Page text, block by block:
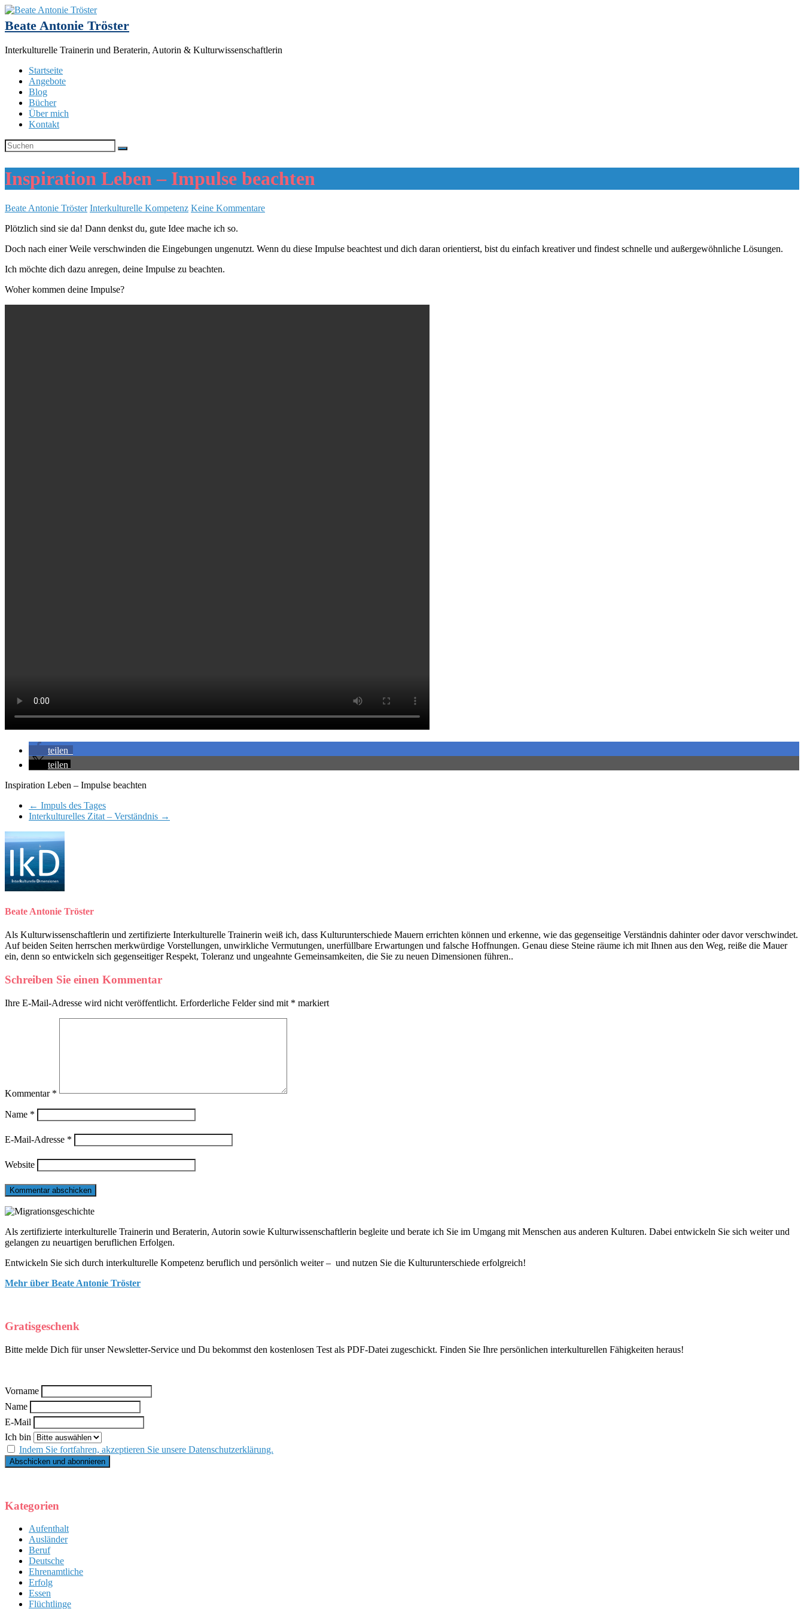
Beate Antonie Tröster
Interkulturelle Trainerin und Beraterin, Autorin & Kulturwissenschaftlerin
Startseite
Angebote
Blog
Bücher
Über mich
Kontakt
Inspiration Leben – Impulse beachten
Beate Antonie Tröster Interkulturelle Kompetenz Keine Kommentare
Plötzlich sind sie da! Dann denkst du, gute Idee mache ich so.
Doch nach einer Weile verschwinden die Eingebungen ungenutzt. Wenn du diese Impulse beachtest und dich daran orientierst, bist du einfach kreativer und findest schnelle und außergewöhnliche Lösungen.
Ich möchte dich dazu anregen, deine Impulse zu beachten.
Woher kommen deine Impulse?
teilen
teilen
Inspiration Leben – Impulse beachten
← Impuls des Tages
Interkulturelles Zitat – Verständnis →
Beate Antonie Tröster
Als Kulturwissenschaftlerin und zertifizierte Interkulturelle Trainerin weiß ich, dass Kulturunterschiede Mauern errichten können und erkenne, wie das gegenseitige Verständnis dahinter oder davor verschwindet.
Auf beiden Seiten herrschen merkwürdige Vorstellungen, unwirkliche Vermutungen, unerfüllbare Erwartungen und falsche Hoffnungen. Genau diese Steine räume ich mit Ihnen aus den Weg, reiße die Mauer
ein, denn so entwickeln sich gegenseitiger Respekt, Toleranz und ungeahnte Gemeinsamkeiten, die Sie zu neuen Dimensionen führen..
Schreiben Sie einen Kommentar
Ihre E-Mail-Adresse wird nicht veröffentlicht. Erforderliche Felder sind mit * markiert
Kommentar *
Name *
E-Mail-Adresse *
Website
Als zertifizierte interkulturelle Trainerin und Beraterin, Autorin sowie Kulturwissenschaftlerin begleite und berate ich Sie im Umgang mit Menschen aus anderen Kulturen. Dabei entwickeln Sie sich weiter und
gelangen zu neuartigen beruflichen Erfolgen.
Entwickeln Sie sich durch interkulturelle Kompetenz beruflich und persönlich weiter – und nutzen Sie die Kulturunterschiede erfolgreich!
Mehr über Beate Antonie Tröster
Gratisgeschenk
Bitte melde Dich für unser Newsletter-Service und Du bekommst den kostenlosen Test als PDF-Datei zugeschickt. Finden Sie Ihre persönlichen interkulturellen Fähigkeiten heraus!
Vorname
Name
E-Mail
Ich bin
Indem Sie fortfahren, akzeptieren Sie unsere Datenschutzerklärung.
Kategorien
Aufenthalt
Ausländer
Beruf
Deutsche
Ehrenamtliche
Erfolg
Essen
Flüchtlinge